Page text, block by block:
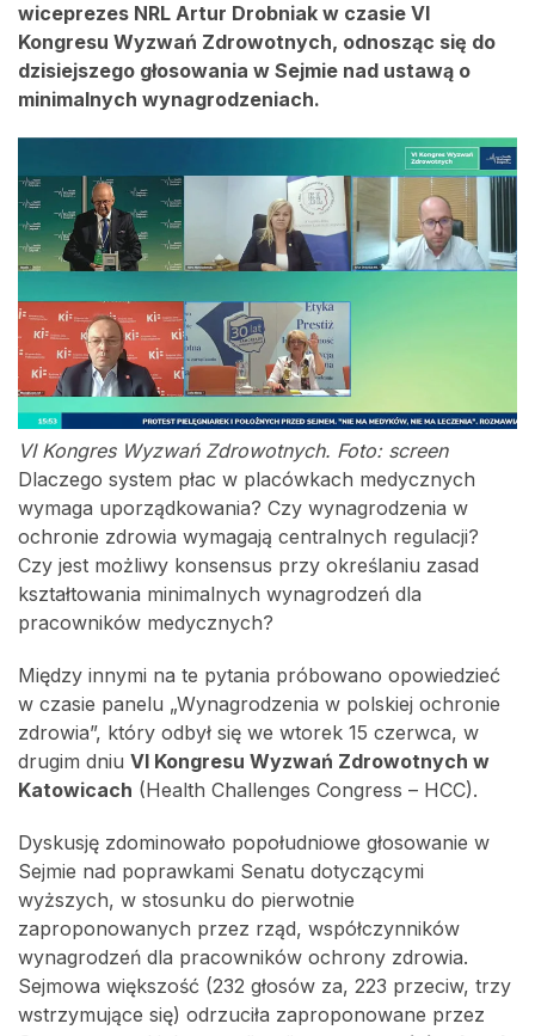
wiceprezes NRL Artur Drobniak w czasie VI
Kongresu Wyzwań Zdrowotnych, odnosząc się do
dzisiejszego głosowania w Sejmie nad ustawą o
minimalnych wynagrodzeniach.
VI Kongres Wyzwań Zdrowotnych. Foto: screen
Dlaczego system płac w placówkach medycznych
wymaga uporządkowania? Czy wynagrodzenia w
ochronie zdrowia wymagają centralnych regulacji?
Czy jest możliwy konsensus przy określaniu zasad
kształtowania minimalnych wynagrodzeń dla
pracowników medycznych?
Między innymi na te pytania próbowano opowiedzieć
w czasie panelu „Wynagrodzenia w polskiej ochronie
zdrowia”, który odbył się we wtorek 15 czerwca, w
drugim dniu VI Kongresu Wyzwań Zdrowotnych w
Katowicach (Health Challenges Congress – HCC).
Dyskusję zdominowało popołudniowe głosowanie w
Sejmie nad poprawkami Senatu dotyczącymi
wyższych, w stosunku do pierwotnie
zaproponowanych przez rząd, współczynników
wynagrodzeń dla pracowników ochrony zdrowia.
Sejmowa większość (232 głosów za, 223 przeciw, trzy
wstrzymujące się) odrzuciła zaproponowane przez